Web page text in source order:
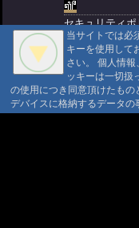
#30:
#29:
#28:
#27:
セキュリティ
プライバシー
Cookie ポリシ
会社概要
当サイトでは必
キーを使用して
さい。 個人情
ッキーは一切扱
の使用につき同意頂けたも
デバイスに格納するデータの